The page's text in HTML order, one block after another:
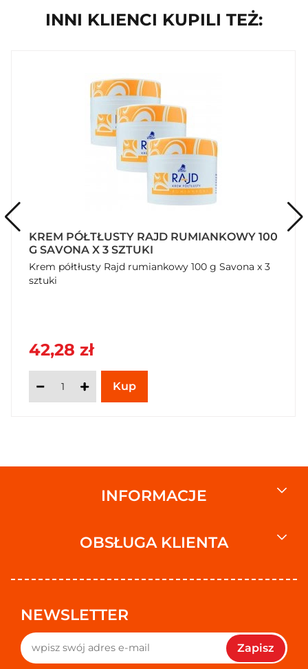
INNI KLIENCI KUPILI TEŻ:
KREM PÓŁTŁUSTY RAJD RUMIANKOWY 100
G SAVONA X 3 SZTUKI
Krem półtłusty Rajd rumiankowy 100 g Savona x 3
sztuki
42,28 zł
INFORMACJE
OBSŁUGA KLIENTA
NEWSLETTER
Zapisz